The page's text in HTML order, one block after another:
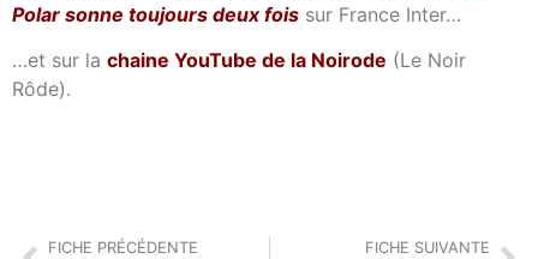
Polar sonne toujours deux fois sur France Inter…
…et sur la chaine YouTube de la Noirode (Le Noir
Rôde).
FICHE PRÉCÉDENTE FICHE SUIVANTE